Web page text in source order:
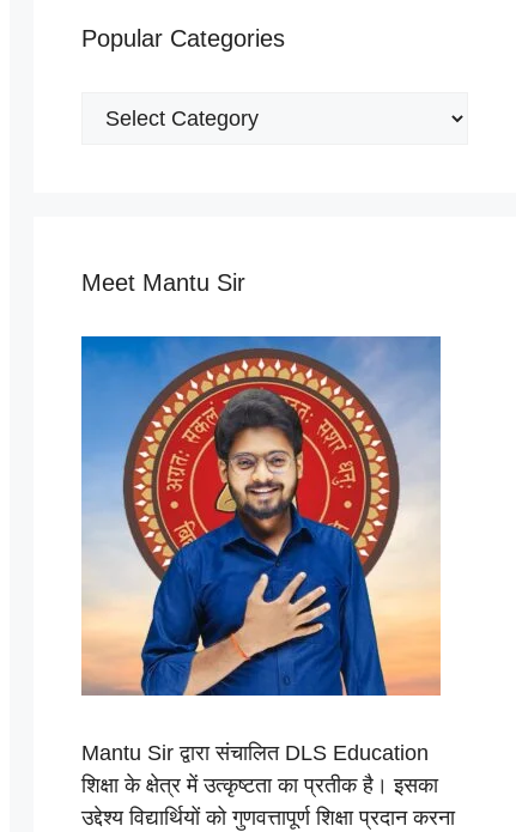
Popular Categories
Popular
Meet Mantu Sir
Mantu Sir द्वारा संचालित DLS Education
शिक्षा के क्षेत्र में उत्कृष्टता का प्रतीक है। इसका
उद्देश्य विद्यार्थियों को गुणवत्तापूर्ण शिक्षा प्रदान करना